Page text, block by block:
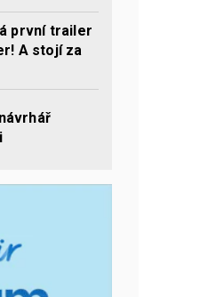
první trailer
A stojí za